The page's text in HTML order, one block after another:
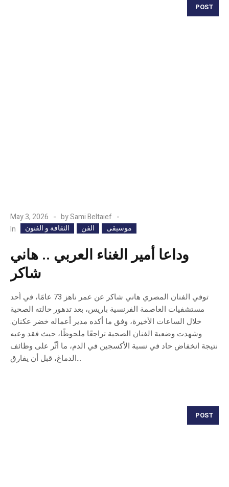
POST
May 3, 2026 bySami Beltaief
In
الثقافة و الفنون الفن موسيقى
وداعا أمير الغناء العربي .. هاني
شاكر
توفي الفنان المصري هاني شاكر عن عمر ناهز 73 عامًا، في أحد
مستشفيات العاصمة الفرنسية باريس، بعد تدهور حالته الصحية
خلال الساعات الأخيرة، وفق ما أكده مدير أعماله خضر عكنان.
وشهدت وضعية الفنان الصحية تراجعًا ملحوظًا، حيث فقد وعيه
نتيجة انخفاض حاد في نسبة الأكسجين في الدم، ما أثّر على وظائف
الدماغ، قبل أن يفارق...
POST